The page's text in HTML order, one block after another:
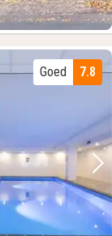
7.8
Goed